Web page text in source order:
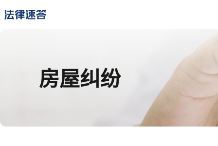
房屋纠纷